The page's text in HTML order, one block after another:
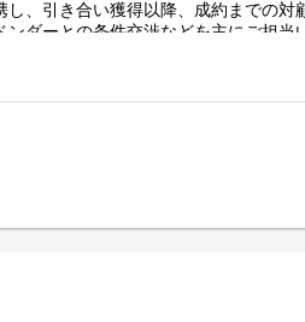
から導入までを一貫して行います。
び回答
、汎用化し自社プロダクトへフィー
、引き合い獲得以降、成約までの
ダーとの条件交渉などを主にご担当
とした大手の製造・卸・小売業お
ンサル企業、3PL企業などにて、比較
を推し進め、新規市場開拓とプロダ
を支え続けることが私たちの使命です